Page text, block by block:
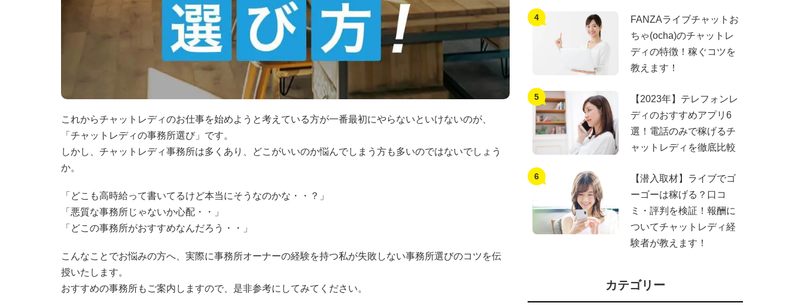
これからチャットレディのお仕事を始めようと考えている方が一番最初にやらないといけないのが、
「チャットレディの事務所選び」です。
しかし、チャットレディ事務所は多くあり、どこがいいのか悩んでしまう方も多いのではないでしょう
か。
「どこも高時給って書いてるけど本当にそうなのかな・・？」
「悪質な事務所じゃないか心配・・」
「どこの事務所がおすすめなんだろう・・」
こんなことでお悩みの方へ、実際に事務所オーナーの経験を持つ私が失敗しない事務所選びのコツを伝
授いたします。
おすすめの事務所もご案内しますので、是非参考にしてみてください。
FANZAライブチャットお
ちゃ(ocha)のチャットレ
ディの特徴！稼ぐコツを
教えます！
【2023年】テレフォンレ
ディのおすすめアプリ6
選！電話のみで稼げるチ
ャットレディを徹底比較
【潜入取材】ライブでゴ
ーゴーは稼げる？口コ
ミ・評判を検証！報酬に
ついてチャットレディ経
験者が教えます！
カテゴリー